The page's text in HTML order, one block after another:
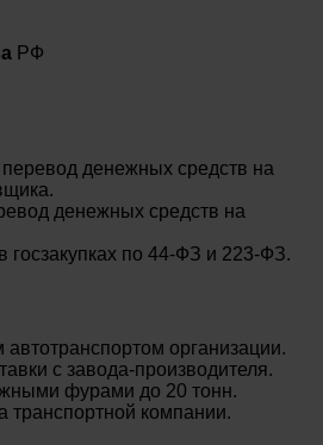
РФ
денежных средств на
денежных средств на
госзакупках по 44-ФЗ и 223-ФЗ.
организации.
с завода-производителя.
фурами до 20 тонн.
транспортной компании.